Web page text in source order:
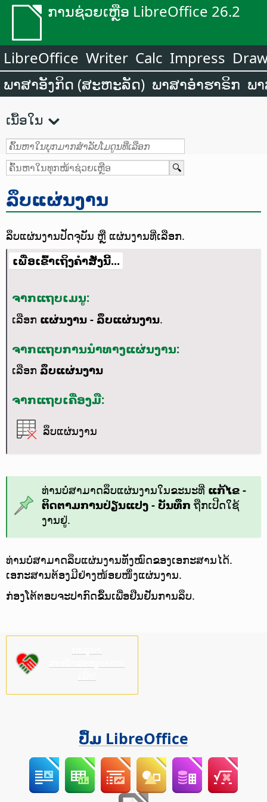
ການຊ່ວຍເຫຼືອ LibreOffice 26.2
LibreOffice Writer Calc Impress
ພາສາອັງກິດ (ສະຫະລັດ) ພາສາອຳຮາຣິກ ພ
ເນື້ອໃນ
ລຶບແຜ່ນງານ
ລຶບແຜ່ນງານປັດຈຸບັນ ຫຼື ແຜ່ນງານທີ່ເລືອກ.
ເພື່ອເຂົ້າເຖິງຄຳສັ່ງນີ້...
ຈາກແຖບເມນູ:
ເລືອກ ແຜ່ນງານ - ລຶບແຜ່ນງານ.
ຈາກແຖບການນຳທາງແຜ່ນງານ:
ເລືອກ ລຶບແຜ່ນງານ
ຈາກແຖບເຄື່ອງມື:
ລຶບແຜ່ນງານ
ທ່ານບໍ່ສາມາດລຶບແຜ່ນງານໃນຂະນະທີ່ ແກ້ໄຂ -
ຕິດຕາມການປ່ຽນແປງ - ບັນທຶກ ຖືກເປີດໃຊ້
ງານຢູ່.
ທ່ານບໍ່ສາມາດລຶບແຜ່ນງານທັງໝົດຂອງເອກະສານໄດ້.
ເອກະສານຕ້ອງມີຢ່າງໜ້ອຍໜຶ່ງແຜ່ນງານ.
ກ່ອງໂຕ້ຕອບຈະປາກົດຂຶ້ນເພື່ອຢືນຢັນການລຶບ.
ປຶ້ມ LibreOffice